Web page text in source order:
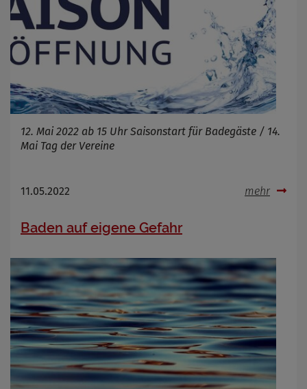
12. Mai 2022 ab 15 Uhr Saisonstart für Badegäste / 14.
Mai Tag der Vereine
11.05.2022 mehr
Baden auf eigene Gefahr